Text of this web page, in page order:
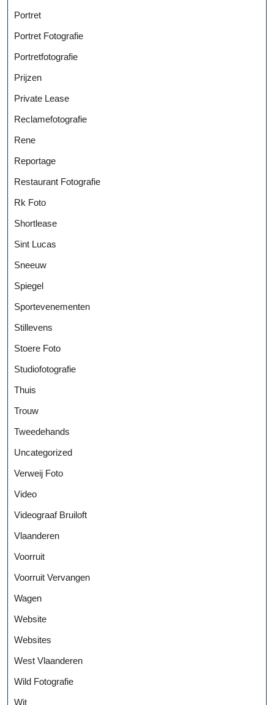
Portret
Portret Fotografie
Portretfotografie
Prijzen
Private Lease
Reclamefotografie
Rene
Reportage
Restaurant Fotografie
Rk Foto
Shortlease
Sint Lucas
Sneeuw
Spiegel
Sportevenementen
Stillevens
Stoere Foto
Studiofotografie
Thuis
Trouw
Tweedehands
Uncategorized
Verweij Foto
Video
Videograaf Bruiloft
Vlaanderen
Voorruit
Voorruit Vervangen
Wagen
Website
Websites
West Vlaanderen
Wild Fotografie
Wit